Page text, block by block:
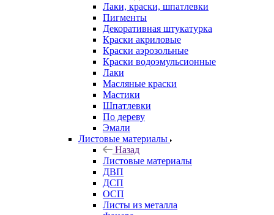
Лаки, краски, шпатлевки
Пигменты
Декоративная штукатурка
Краски акриловые
Краски аэрозольные
Краски водоэмульсионные
Лаки
Масляные краски
Мастики
Шпатлевки
По дереву
Эмали
Листовые материалы
Назад
Листовые материалы
ДВП
ДСП
ОСП
Листы из металла